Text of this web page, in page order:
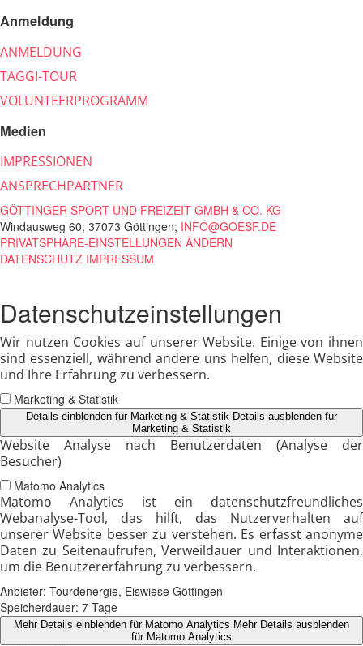
Anmeldung
ANMELDUNG
TAGGI-TOUR
VOLUNTEERPROGRAMM
Medien
IMPRESSIONEN
ANSPRECHPARTNER
GÖTTINGER SPORT UND FREIZEIT GMBH & CO. KG
Windausweg 60; 37073 Göttingen; INFO@GOESF.DE
PRIVATSPHÄRE-EINSTELLUNGEN ÄNDERN
DATENSCHUTZ IMPRESSUM
Datenschutzeinstellungen
Wir nutzen Cookies auf unserer Website. Einige von ihnen
sind essenziell, während andere uns helfen, diese Website
und Ihre Erfahrung zu verbessern.
Marketing & Statistik
Details einblenden für Marketing & Statistik Details ausblenden für
Marketing & Statistik
Website Analyse nach Benutzerdaten (Analyse der
Besucher)
Matomo Analytics
Matomo Analytics ist ein datenschutzfreundliches
Webanalyse-Tool, das hilft, das Nutzerverhalten auf
unserer Website besser zu verstehen. Es erfasst anonyme
Daten zu Seitenaufrufen, Verweildauer und Interaktionen,
um die Benutzererfahrung zu verbessern.
Anbieter: Tourdenergie, Eiswiese Göttingen
Speicherdauer: 7 Tage
Mehr Details einblenden für Matomo Analytics Mehr Details ausblenden
für Matomo Analytics